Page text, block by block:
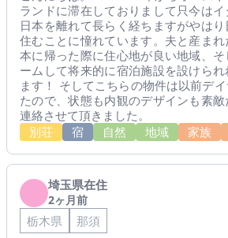
ランドに滞在しておりまして只今はイ
日本を離れて長らく経ちますがやは
住むことに憧れています。夫と産ま
本に帰った際に住心地が良い地域、
ームして将来的に宿泊施設を設けら
ます！ そしてこちらの物件は以前デ
たので、状態も内観のデザインも素
連絡させて頂きました。
別荘
宿 自然 地域 家族
埼玉県在住
2ヶ月前
栃木県
那須